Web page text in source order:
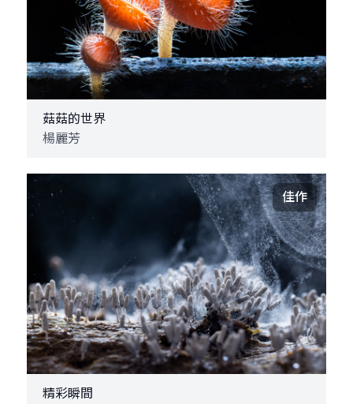
菇菇的世界
楊麗芳
佳作
精彩瞬間